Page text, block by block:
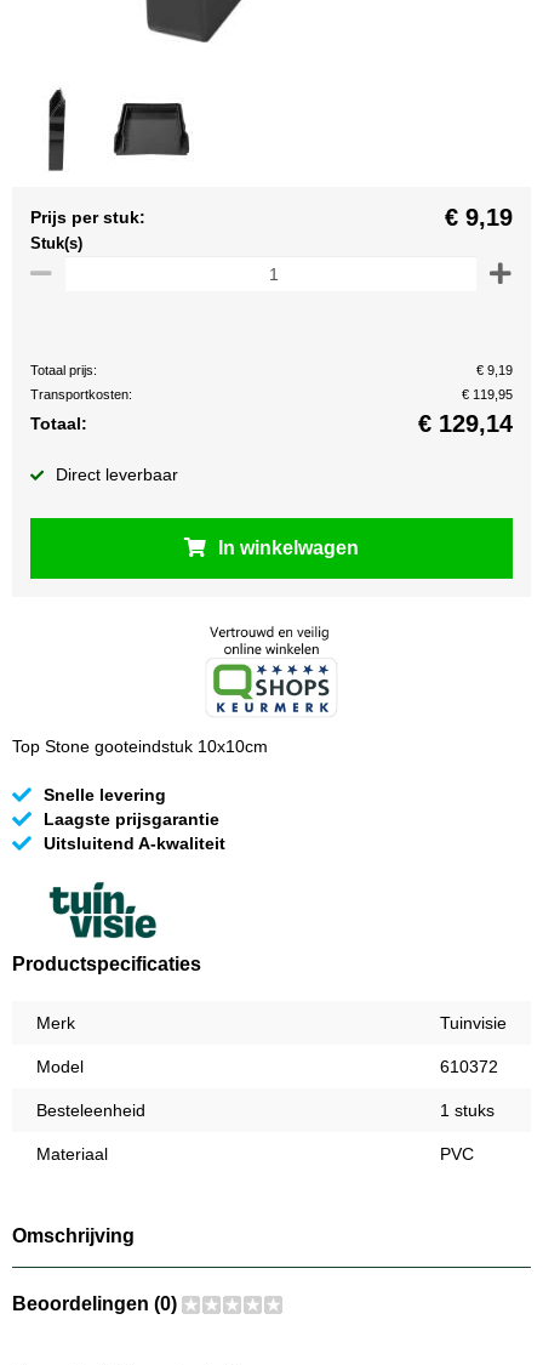
Prijs per stuk: € 9,19
Stuk(s)
Totaal prijs:
€ 9,19
Transportkosten:
€ 119,95
Totaal: € 129,14
Direct leverbaar
In winkelwagen
Top Stone gooteindstuk 10x10cm
Snelle levering
Laagste prijsgarantie
Uitsluitend A-kwaliteit
Productspecificaties
Merk Tuinvisie
Model 610372
Besteleenheid 1 stuks
Materiaal PVC
Omschrijving
Beoordelingen (0)